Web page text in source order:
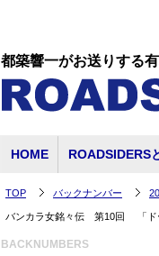
都築響一がお送りする
HOME ROADSIDERS
TOP バックナンバー
バンカラ女銘々伝 第10回 「ド
BACKNUMBERS